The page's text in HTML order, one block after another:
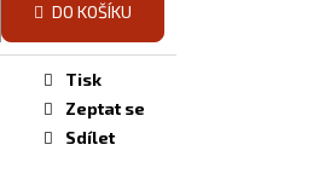
DO KOŠÍKU
Tisk
Zeptat se
Sdílet